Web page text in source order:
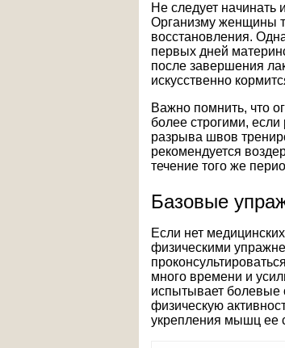
Не следует начинать
Организму женщины
восстановления.
первых дней
после завершения
искусственно
Важно помнить, что
более строгими,
разрыва швов
рекомендуется
течение того же
Базовые
Если нет
физическими
много времени и
испытывает болевые
физическую
укрепления мышц ее